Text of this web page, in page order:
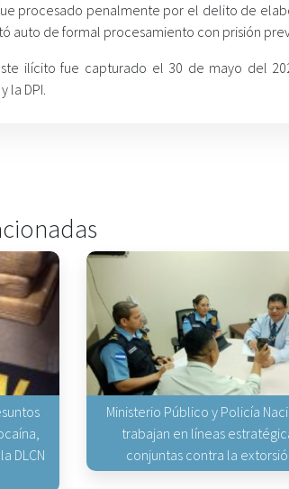
procesado penalmente por el delito de
auto de formal procesamiento con prisión
ilícito fue capturado el 30 de mayo del
la DPI.
DLCN
Ministerio Público y Policía
trabajan en líneas
conjuntas contra la